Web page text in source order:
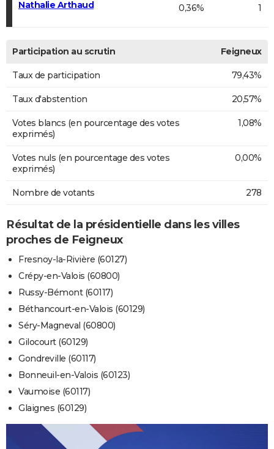
Nathalie Arthaud 0,36% 1
Participation au scrutin Feigneux
Taux de participation 79,43%
Taux d'abstention 20,57%
Votes blancs (en pourcentage des votes
exprimés)
1,08%
Votes nuls (en pourcentage des votes
exprimés)
0,00%
Nombre de votants 278
Résultat de la présidentielle dans les villes
proches de Feigneux
Fresnoy-la-Rivière (60127)
Crépy-en-Valois (60800)
Russy-Bémont (60117)
Béthancourt-en-Valois (60129)
Séry-Magneval (60800)
Gilocourt (60129)
Gondreville (60117)
Bonneuil-en-Valois (60123)
Vaumoise (60117)
Glaignes (60129)